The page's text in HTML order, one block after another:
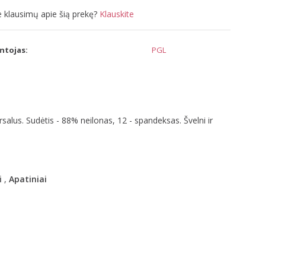
klausimų apie šią prekę? Klauskite
PGL
Sudėtis - 88% neilonas, 12 - spandeksas. Švelni ir
, Apatiniai